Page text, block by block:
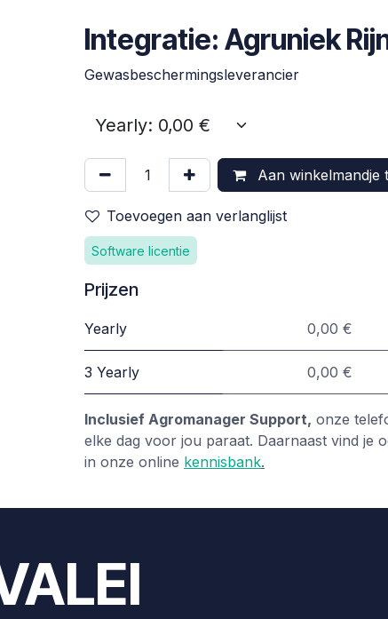
Integratie: Agruniek
Gewasbeschermingsleverancier
Aan winkelmandje
Toevoegen aan verlanglijst
Software licentie
Prijzen
Yearly 0,00 €
3 Yearly 0,00 €
Inclusief Agromanager Support, onze
elke dag voor jou paraat. Daarnaast vind je
in onze online kennisbank.